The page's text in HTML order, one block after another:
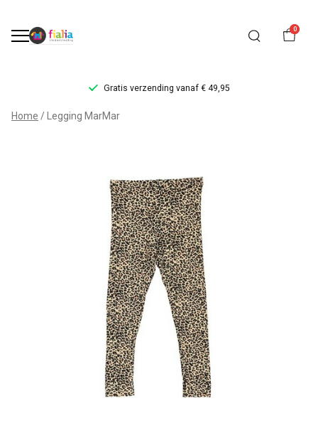
0
Gratis verzending vanaf € 49,95
Legging
Kinderkleding
Home Legging MarMar